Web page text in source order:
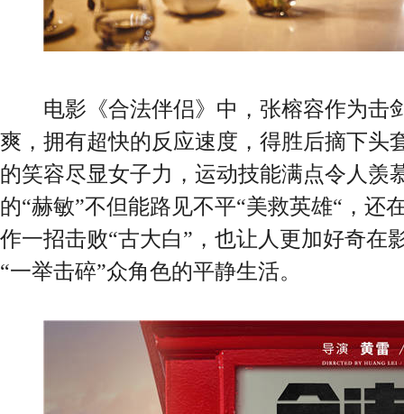
电影《合法伴侣》中，张榕容作为击
爽，拥有超快的反应速度，得胜后摘下头
的笑容尽显女子力，运动技能满点令人羡
的“赫敏”不但能路见不平“美救英雄“，还
作一招击败“古大白”，也让人更加好奇在
“一举击碎”众角色的平静生活。